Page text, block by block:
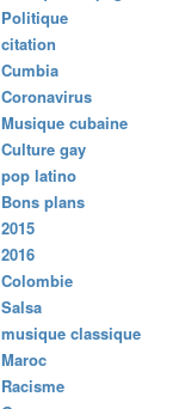
Politique
citation
Cumbia
Coronavirus
Musique cubaine
Culture gay
pop latino
Bons plans
2015
2016
Colombie
Salsa
musique classique
Maroc
Racisme